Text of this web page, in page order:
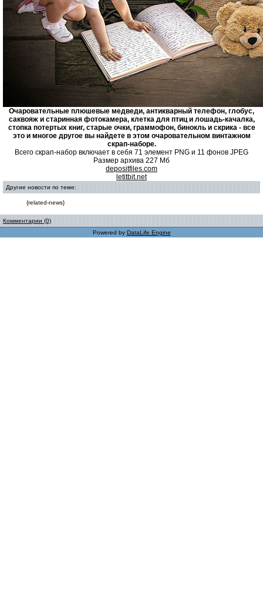
Очаровательные плюшевые медведи, антикварный телефон, глобус,
саквояж и старинная фотокамера, клетка для птиц и лошадь-качалка,
стопка потертых книг, старые очки, граммофон, бинокль и скрика - все
это и многое другое вы найдете в этом очаровательном винтажном
скрап-наборе.
Всего скрап-набор включает в себя 71 элемент PNG и 11 фонов JPEG
Размер архива 227 Мб
depositfiles.com
letitbit.net
Другие новости по теме:
{related-news}
Комментарии (0)
Powered by DataLife Engine